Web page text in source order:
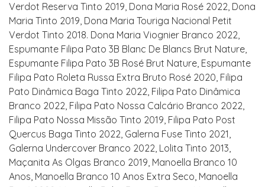
Verdot Reserva Tinto 2019, Dona Maria Rosé 2022, Dona
Maria Tinto 2019, Dona Maria Touriga Nacional Petit
Verdot Tinto 2018. Dona Maria Viognier Branco 2022,
Espumante Filipa Pato 3B Blanc De Blancs Brut Nature,
Espumante Filipa Pato 3B Rosé Brut Nature, Espumante
Filipa Pato Roleta Russa Extra Bruto Rosé 2020, Filipa
Pato Dinâmica Baga Tinto 2022, Filipa Pato Dinâmica
Branco 2022, Filipa Pato Nossa Calcário Branco 2022,
Filipa Pato Nossa Missão Tinto 2019, Filipa Pato Post
Quercus Baga Tinto 2022, Galerna Fuse Tinto 2021,
Galerna Undercover Branco 2022, Lolita Tinto 2013,
Maçanita As Olgas Branco 2019, Manoella Branco 10
Anos, Manoella Branco 10 Anos Extra Seco, Manoella